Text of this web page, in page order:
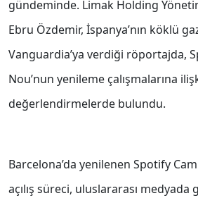
gündeminde. Limak Holding
Ebru Özdemir, İspanya’nın köklü
Vanguardia’ya verdiği röportajda,
Nou’nun yenileme çalışmalarına
değerlendirmelerde bulundu.
Barcelona’da yenilenen Spotify
açılış süreci, uluslararası medyada